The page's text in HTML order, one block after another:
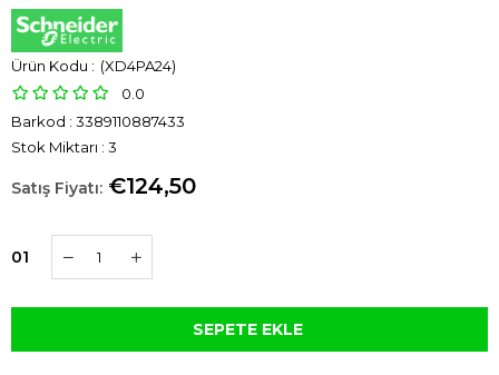
(XD4PA24)
0.0
Barkod : 3389110887433
Stok Miktarı : 3
€124,50
01